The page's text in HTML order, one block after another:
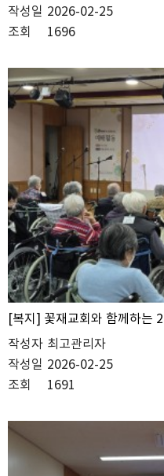
작성일 2026-02-25
조회
1696
[복지] 꽃재교회와 함께하는
작성자 최고관리자
작성일 2026-02-25
조회
1691